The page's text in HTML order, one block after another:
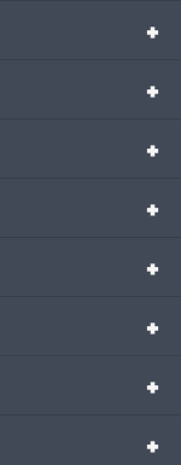
+
+
+
+
+
+
+
+